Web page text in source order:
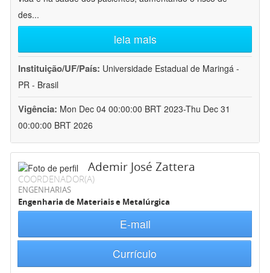
des...
leia mais
Instituição/UF/País: Universidade Estadual de Maringá -
PR - Brasil
Vigência: Mon Dec 04 00:00:00 BRT 2023-Thu Dec 31
00:00:00 BRT 2026
Ademir José Zattera
COORDENADOR(A)
ENGENHARIAS
Engenharia de Materiais e Metalúrgica
E-mail
Currículo